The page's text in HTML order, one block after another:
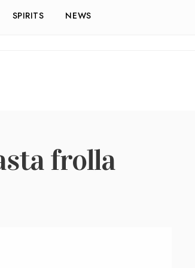
SPIRITS NEWS
frolla